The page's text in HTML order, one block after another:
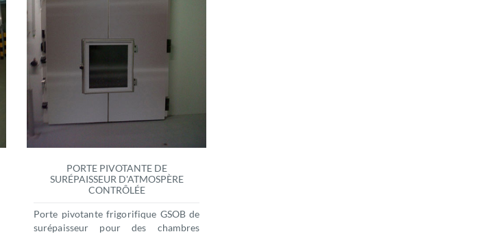
PORTE PIVOTANTE DE
SURÉPAISSEUR D'ATMOSPÈRE
CONTRÔLÉE
Porte pivotante frigorifique GSOB de
surépaisseur pour des chambres